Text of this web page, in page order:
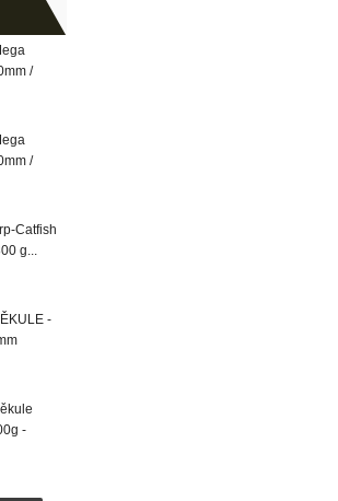
/
/
Catfish
g...
-
-